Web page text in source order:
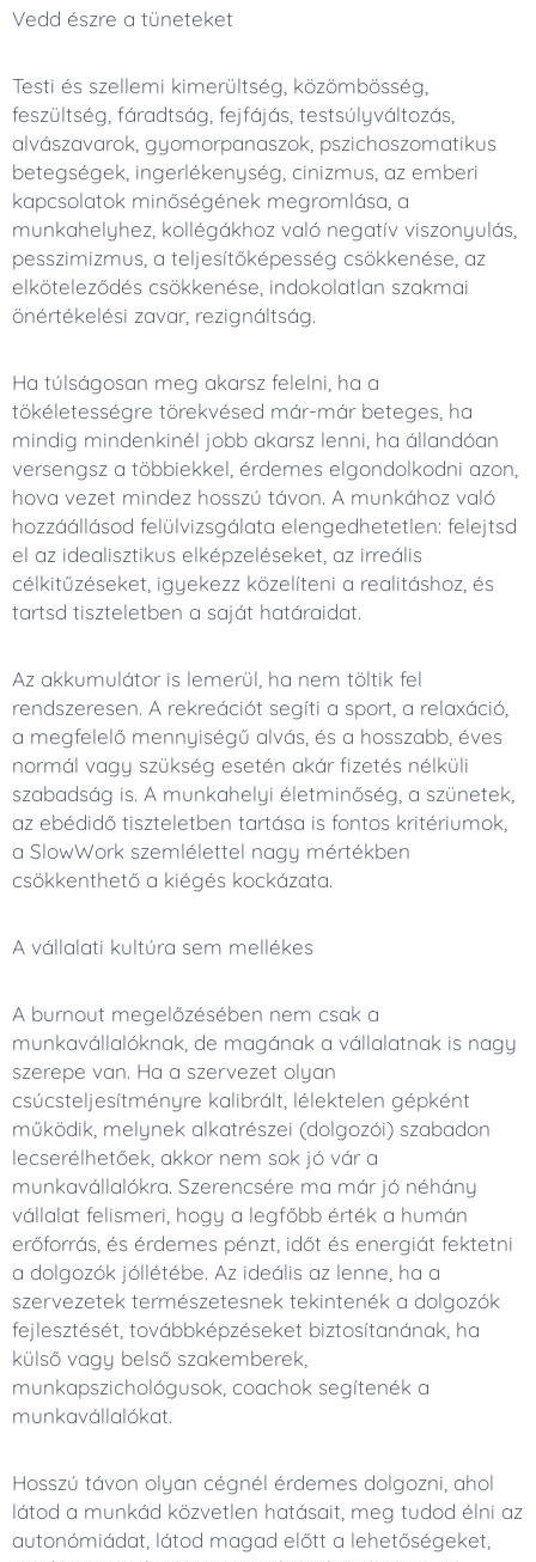
Vedd észre a tüneteket
Testi és szellemi kimerültség, közömbösség,
feszültség, fáradtság, fejfájás, testsúlyváltozás,
alvászavarok, gyomorpanaszok, pszichoszomatikus
betegségek, ingerlékenység, cinizmus, az emberi
kapcsolatok minőségének megromlása, a
munkahelyhez, kollégákhoz való negatív viszonyulás,
pesszimizmus, a teljesítőképesség csökkenése, az
elköteleződés csökkenése, indokolatlan szakmai
önértékelési zavar, rezignáltság.
Ha túlságosan meg akarsz felelni, ha a
tökéletességre törekvésed már-már beteges, ha
mindig mindenkinél jobb akarsz lenni, ha állandóan
versengsz a többiekkel, érdemes elgondolkodni azon,
hova vezet mindez hosszú távon. A munkához való
hozzáállásod felülvizsgálata elengedhetetlen: felejtsd
el az idealisztikus elképzeléseket, az irreális
célkitűzéseket, igyekezz közelíteni a realitáshoz, és
tartsd tiszteletben a saját határaidat.
Az akkumulátor is lemerül, ha nem töltik fel
rendszeresen. A rekreációt segíti a sport, a relaxáció,
a megfelelő mennyiségű alvás, és a hosszabb, éves
normál vagy szükség esetén akár fizetés nélküli
szabadság is. A munkahelyi életminőség, a szünetek,
az ebédidő tiszteletben tartása is fontos kritériumok,
a SlowWork szemlélettel nagy mértékben
csökkenthető a kiégés kockázata.
A vállalati kultúra sem mellékes
A burnout megelőzésében nem csak a
munkavállalóknak, de magának a vállalatnak is nagy
szerepe van. Ha a szervezet olyan
csúcsteljesítményre kalibrált, lélektelen gépként
működik, melynek alkatrészei (dolgozói) szabadon
lecserélhetőek, akkor nem sok jó vár a
munkavállalókra. Szerencsére ma már jó néhány
vállalat felismeri, hogy a legfőbb érték a humán
erőforrás, és érdemes pénzt, időt és energiát fektetni
a dolgozók jóllétébe. Az ideális az lenne, ha a
szervezetek természetesnek tekintenék a dolgozók
fejlesztését, továbbképzéseket biztosítanának, ha
külső vagy belső szakemberek,
munkapszichológusok, coachok segítenék a
munkavállalókat.
Hosszú távon olyan cégnél érdemes dolgozni, ahol
látod a munkád közvetlen hatásait, meg tudod élni az
autonómiádat, látod magad előtt a lehetőségeket,